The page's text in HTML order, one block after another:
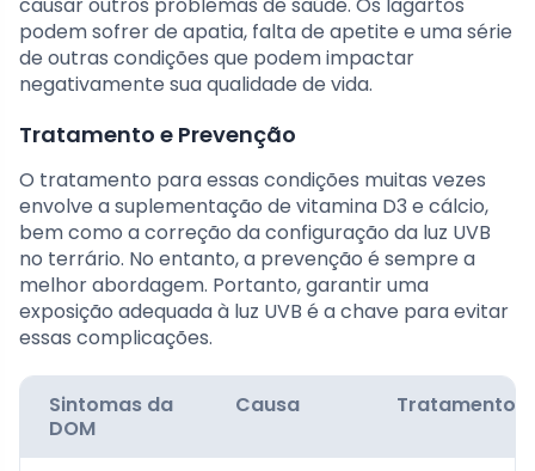
causar outros problemas de saúde. Os lagartos
podem sofrer de apatia, falta de apetite e uma série
de outras condições que podem impactar
negativamente sua qualidade de vida.
Tratamento e Prevenção
O tratamento para essas condições muitas vezes
envolve a suplementação de vitamina D3 e cálcio,
bem como a correção da configuração da luz UVB
no terrário. No entanto, a prevenção é sempre a
melhor abordagem. Portanto, garantir uma
exposição adequada à luz UVB é a chave para evitar
essas complicações.
Sintomas da
DOM
Causa Tratamento